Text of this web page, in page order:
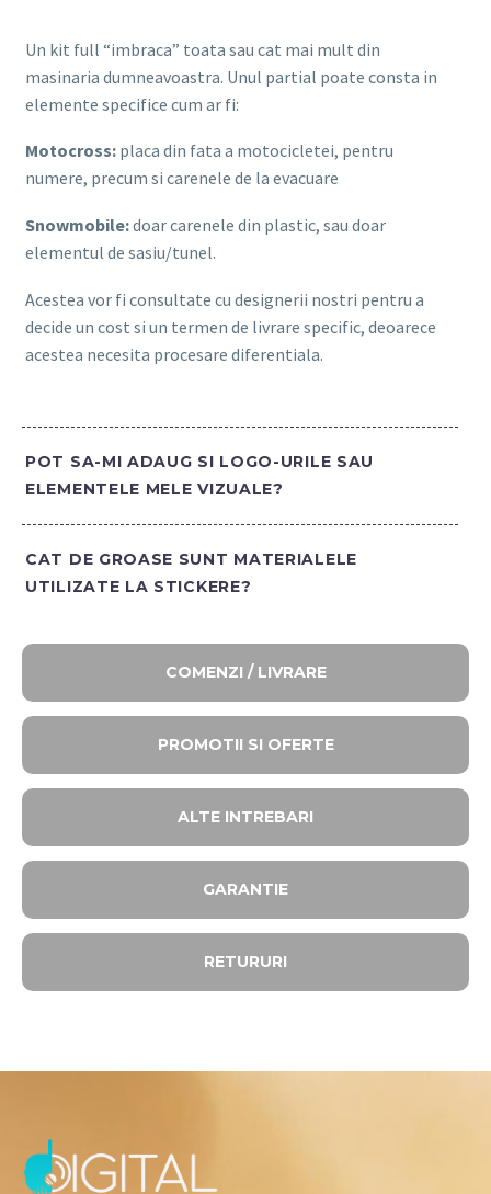
Un kit full “imbraca” toata sau cat mai mult din
masinaria dumneavoastra. Unul partial poate consta in
elemente specifice cum ar fi:
Motocross: placa din fata a motocicletei, pentru
numere, precum si carenele de la evacuare
Snowmobile:doar carenele din plastic, sau doar
elementul de sasiu/tunel.
Acestea vor fi consultate cu designerii nostri pentru a
decide un cost si un termen de livrare specific, deoarece
acestea necesita procesare diferentiala.
POT SA-MI ADAUG SI LOGO-URILE SAU
ELEMENTELE MELE VIZUALE?
CAT DE GROASE SUNT MATERIALELE
UTILIZATE LA STICKERE?
COMENZI / LIVRARE
PROMOTII SI OFERTE​
ALTE INTREBARI​
GARANTIE
RETURURI